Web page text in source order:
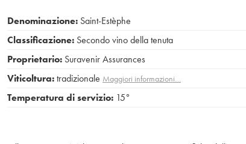
Denominazione: Saint-Estèphe
Classificazione: Secondo vino della tenuta
Proprietario: Suravenir Assurances
Viticoltura:tradizionale Maggiori informazioni…
Temperatura di servizio: 15°